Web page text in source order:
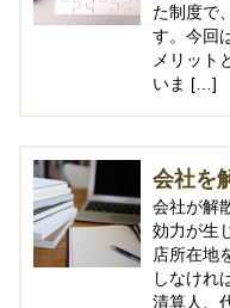
た制度で
す。今回
メリット
いま […]
会社を
会社が解
効力が生
店所在地
しなけれ
清算人、